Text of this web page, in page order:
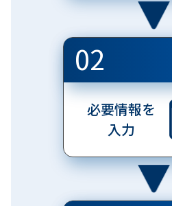
02
必要情報を
入力